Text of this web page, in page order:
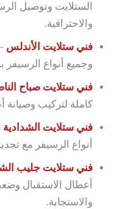
الستلايت وتوصيل
والاحترافية.
فني ستلايت الأندلس
وجميع أنواع الرسيفر
فني ستلايت صباح
كاملة لتركيب وصيانة
فني ستلايت الشدادية
أنواع الرسيفر مع
فني ستلايت جليب
أعطال الاستقبال
والاستجابة.